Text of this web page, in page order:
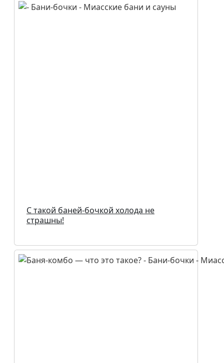
С такой баней-бочкой холода не
страшны!